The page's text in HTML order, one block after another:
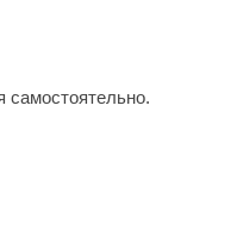
самостоятельно.